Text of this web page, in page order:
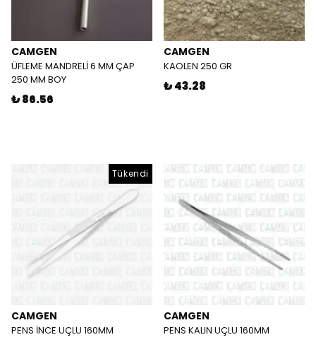
CAMGEN
ÜFLEME MANDRELİ 6 MM ÇAP
250 MM BOY
₺ 86.56
CAMGEN
KAOLEN 250 GR
₺ 43.28
Tükendi
CAMGEN
PENS İNCE UÇLU 160MM
CAMGEN
PENS KALIN UÇLU 160MM